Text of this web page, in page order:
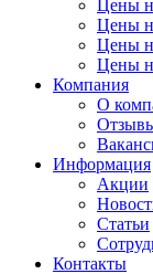
Цены
Цены
Цены
Цены
Компания
О
Информация
Акции
Статьи
Контакты